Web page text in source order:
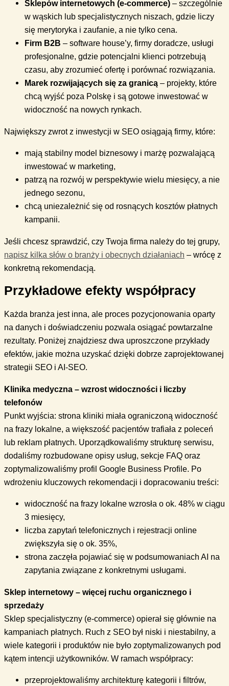
Sklepów internetowych (e-commerce) – szczególnie
w wąskich lub specjalistycznych niszach, gdzie liczy
się merytoryka i zaufanie, a nie tylko cena.
Firm B2B – software house’y, firmy doradcze, usługi
profesjonalne, gdzie potencjalni klienci potrzebują
czasu, aby zrozumieć ofertę i porównać rozwiązania.
Marek rozwijających się za granicą – projekty, które
chcą wyjść poza Polskę i są gotowe inwestować w
widoczność na nowych rynkach.
Największy zwrot z inwestycji w SEO osiągają firmy, które:
mają stabilny model biznesowy i marżę pozwalającą
inwestować w marketing,
patrzą na rozwój w perspektywie wielu miesięcy, a nie
jednego sezonu,
chcą uniezależnić się od rosnących kosztów płatnych
kampanii.
Jeśli chcesz sprawdzić, czy Twoja firma należy do tej grupy,
napisz kilka słów o branży i obecnych działaniach – wrócę z
konkretną rekomendacją.
Przykładowe efekty współpracy
Każda branża jest inna, ale proces pozycjonowania oparty
na danych i doświadczeniu pozwala osiągać powtarzalne
rezultaty. Poniżej znajdziesz dwa uproszczone przykłady
efektów, jakie można uzyskać dzięki dobrze zaprojektowanej
strategii SEO i AI-SEO.
Klinika medyczna – wzrost widoczności i liczby
telefonów
Punkt wyjścia: strona kliniki miała ograniczoną widoczność
na frazy lokalne, a większość pacjentów trafiała z poleceń
lub reklam płatnych. Uporządkowaliśmy strukturę serwisu,
dodaliśmy rozbudowane opisy usług, sekcje FAQ oraz
zoptymalizowaliśmy profil Google Business Profile. Po
wdrożeniu kluczowych rekomendacji i dopracowaniu treści:
widoczność na frazy lokalne wzrosła o ok. 48% w ciągu
3 miesięcy,
liczba zapytań telefonicznych i rejestracji online
zwiększyła się o ok. 35%,
strona zaczęła pojawiać się w podsumowaniach AI na
zapytania związane z konkretnymi usługami.
Sklep internetowy – więcej ruchu organicznego i
sprzedaży
Sklep specjalistyczny (e-commerce) opierał się głównie na
kampaniach płatnych. Ruch z SEO był niski i niestabilny, a
wiele kategorii i produktów nie było zoptymalizowanych pod
kątem intencji użytkowników. W ramach współpracy:
przeprojektowaliśmy architekturę kategorii i filtrów,